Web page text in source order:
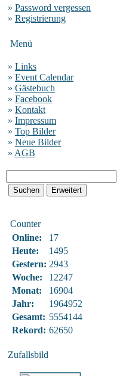
» Password vergessen
» Registrierung
Menü
» Links
» Event Calendar
» Gästebuch
» Facebook
» Kontakt
» Impressum
» Top Bilder
» Neue Bilder
» AGB
Counter
Online:
17
Heute:
1495
Gestern: 2943
Woche:
12247
Monat:
16904
Jahr:
1964952
Gesamt: 5554144
Rekord: 62650
Zufallsbild